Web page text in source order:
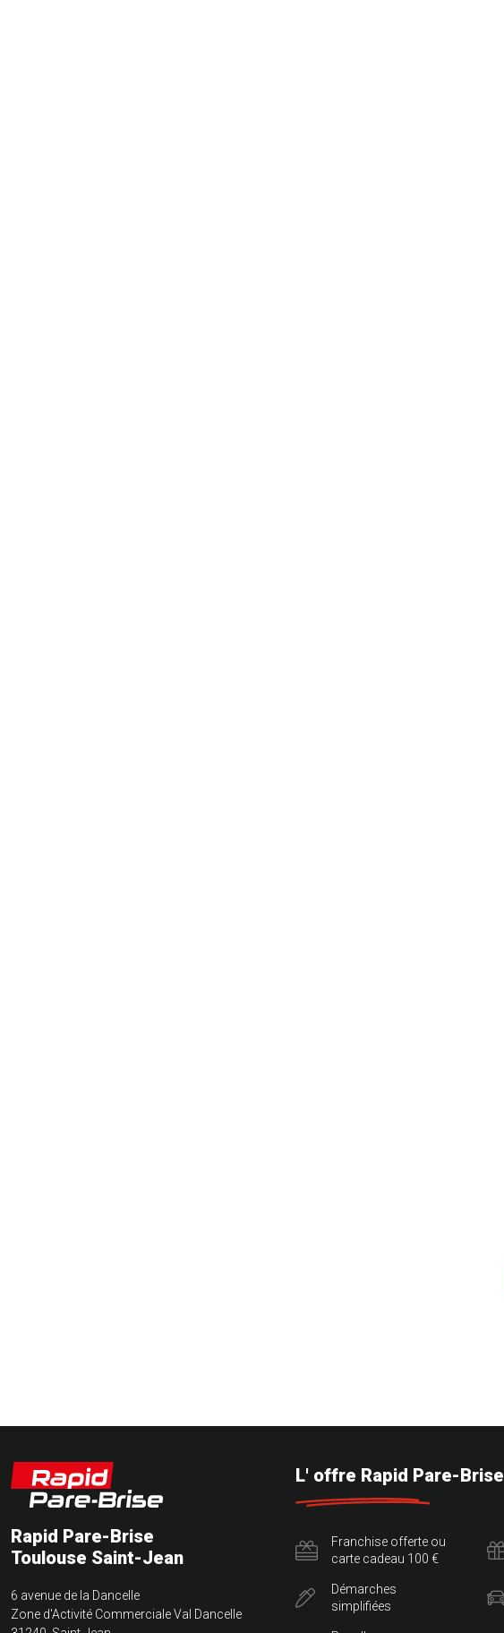
Rapid Pare-Brise
Toulouse Saint-Jean
6 avenue de la Dancelle
Zone d'Activité Commerciale Val Dancelle
L' offre Rapid Pare-Brise
Franchise offerte ou
carte cadeau 100 €
Démarches
simplifiées